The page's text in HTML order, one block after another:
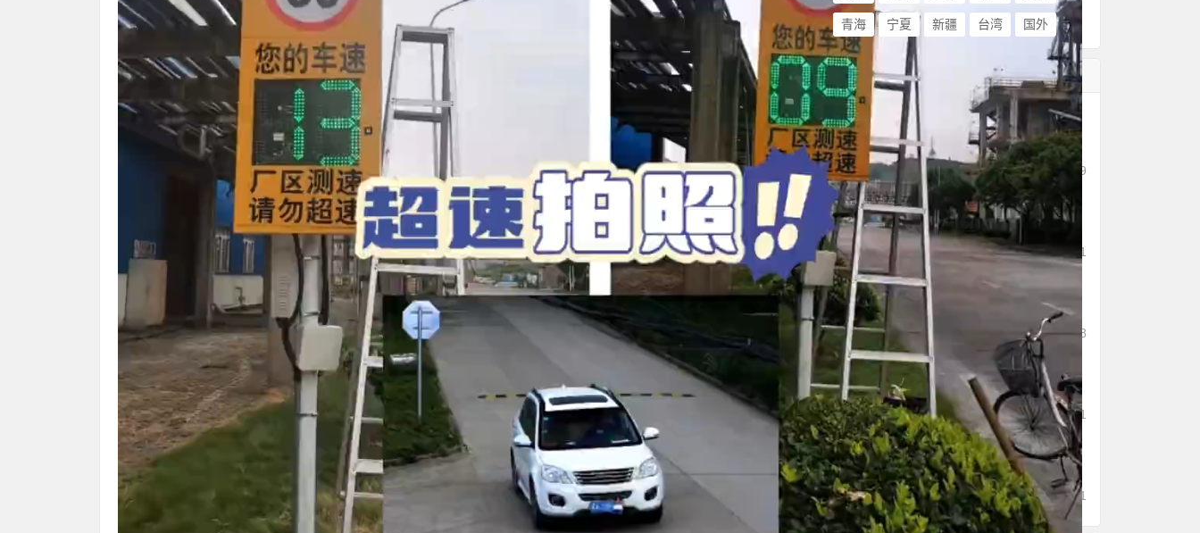
青海 宁夏 新疆 台湾 国外
随机文章
高速公路施工路段安装雷达
测速屏
12/29
1,022
车辆测速选用超速监测抓拍
系统湛江案例
11/11
536
移动式机动车超速拍照测速
07/18
温州某码头安装机动车超速
自动拍照系统
11/11
588
安装雷达测速显示屏的好处
有哪些？
11/11
726